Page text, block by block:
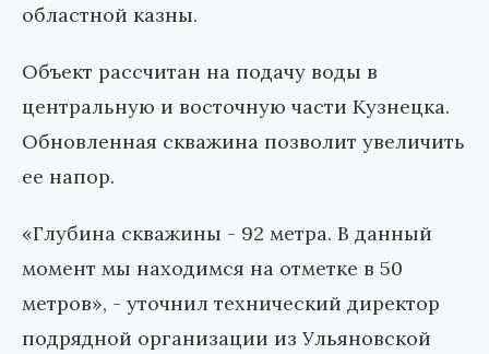
областной казны.
Объект рассчитан на подачу воды в
центральную и восточную части Кузнецка.
Обновленная скважина позволит увеличить
ее напор.
«Глубина скважины - 92 метра. В данный
момент мы находимся на отметке в 50
метров», - уточнил технический директор
подрядной организации из Ульяновской